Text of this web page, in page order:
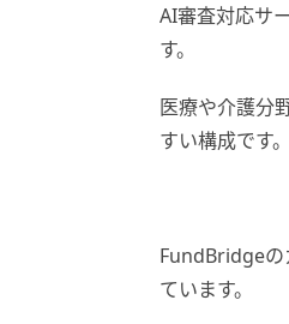
AI審査対応サ
す。
医療や介護分
すい構成です。
FundBridgeの
ています。